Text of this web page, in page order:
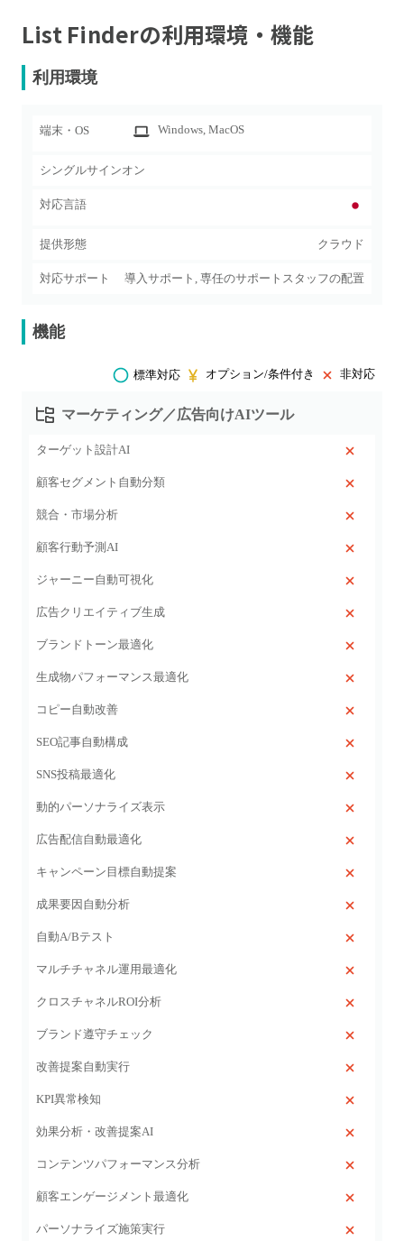
List Finderの利用環境・機能
利用環境
端末・OS Windows, MacOS
シングルサインオン
対応言語
提供形態 クラウド
対応サポート 導入サポート, 専任のサポートスタッフの配置
機能
標準対応 オプション/条件付き 非対応
マーケティング／広告向けAIツール
ターゲット設計AI
顧客セグメント自動分類
競合・市場分析
顧客行動予測AI
ジャーニー自動可視化
広告クリエイティブ生成
ブランドトーン最適化
生成物パフォーマンス最適化
コピー自動改善
SEO記事自動構成
SNS投稿最適化
動的パーソナライズ表示
広告配信自動最適化
キャンペーン目標自動提案
成果要因自動分析
自動A/Bテスト
マルチチャネル運用最適化
クロスチャネルROI分析
ブランド遵守チェック
改善提案自動実行
KPI異常検知
効果分析・改善提案AI
コンテンツパフォーマンス分析
顧客エンゲージメント最適化
パーソナライズ施策実行